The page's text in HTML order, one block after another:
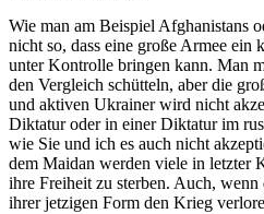
Wie man am Beispiel Afgha­ni­stans
nicht so, dass eine große Armee ein
unter Kontrolle bringen kann. Man
den Vergleich schütteln, aber die
und aktiven Ukrainer wird nicht
Diktatur oder in einer Diktatur im
wie Sie und ich es auch nicht
dem Maidan werden viele in letzter
ihre Freiheit zu sterben. Auch,
ihrer jetzigen Form den Krieg